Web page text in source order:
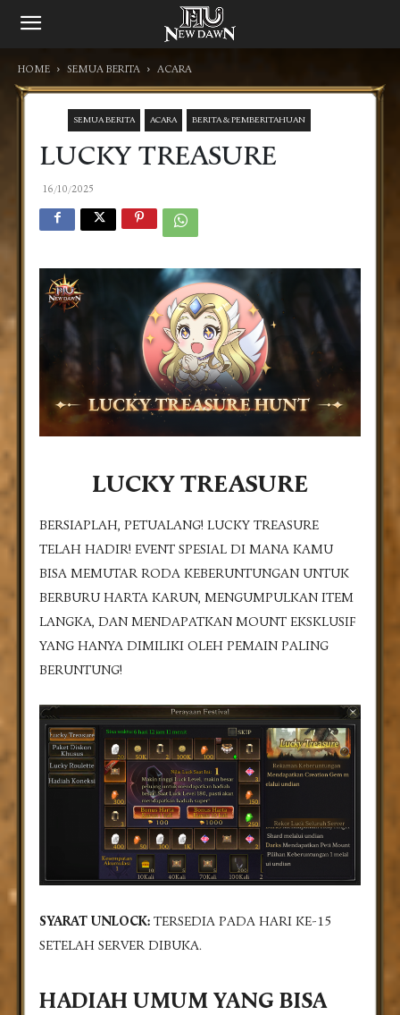
HOME SEMUA BERITA ACARA
SEMUA BERITA ACARA BERITA & PEMBERITAHUAN​
LUCKY TREASURE
16/10/2025
LUCKY TREASURE
BERSIAPLAH, PETUALANG! LUCKY TREASURE
TELAH HADIR! EVENT SPESIAL DI MANA KAMU
BISA MEMUTAR RODA KEBERUNTUNGAN UNTUK
BERBURU HARTA KARUN, MENGUMPULKAN ITEM
LANGKA, DAN MENDAPATKAN MOUNT EKSKLUSIF
YANG HANYA DIMILIKI OLEH PEMAIN PALING
BERUNTUNG!
SYARAT UNLOCK: TERSEDIA PADA HARI KE-15
SETELAH SERVER DIBUKA.
HADIAH UMUM YANG BISA